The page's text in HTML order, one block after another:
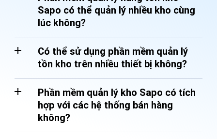
Sapo có thể quản lý nhiều kho cùng
lúc không?
Có thể sử dụng phần mềm quản lý
tồn kho trên nhiều thiết bị không?
Phần mềm quản lý kho Sapo có tích
hợp với các hệ thống bán hàng
không?